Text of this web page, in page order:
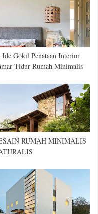
Ide Gokil Penataan Interior
Tidur Rumah Minimalis
RUMAH MINIMALIS